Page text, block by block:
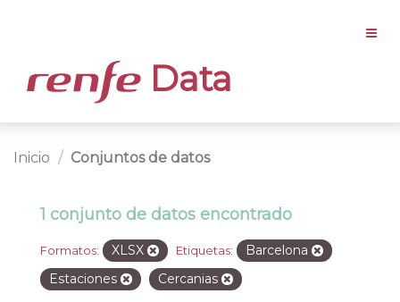
Data
Inicio Conjuntos de datos
1 conjunto de datos encontrado
Formatos: XLSX Etiquetas:
Barcelona
Estaciones
Cercanias